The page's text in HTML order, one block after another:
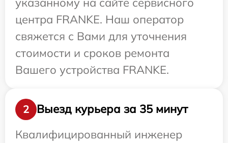
центра FRANKE. Наш оператор
свяжется с Вами для уточнения
стоимости и сроков ремонта
Вашего устройства FRANKE.
2
Выезд курьера за 35 минут
Квалифицированный инженер